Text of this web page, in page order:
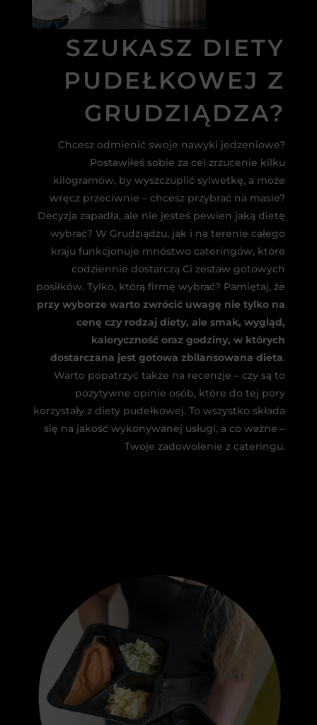
SZUKASZ DIETY
PUDEŁKOWEJ Z
GRUDZIĄDZA?
Chcesz odmienić swoje nawyki jedzeniowe?
Postawiłeś sobie za cel zrzucenie kilku
kilogramów, by wyszczuplić sylwetkę, a może
wręcz przeciwnie – chcesz przybrać na masie?
Decyzja zapadła, ale nie jesteś pewien jaką dietę
wybrać? W Grudziądzu, jak i na terenie całego
kraju funkcjonuje mnóstwo cateringów, które
codziennie dostarczą Ci zestaw gotowych
posiłków. Tylko, którą firmę wybrać? Pamiętaj, że
przy wyborze warto zwrócić uwagę nie tylko na
cenę czy rodzaj diety, ale smak, wygląd,
kaloryczność oraz godziny, w których
dostarczana jest gotowa zbilansowana dieta.
Warto popatrzyć także na recenzje – czy są to
pozytywne opinie osób, które do tej pory
korzystały z diety pudełkowej. To wszystko składa
się na jakość wykonywanej usługi, a co ważne –
Twoje zadowolenie z cateringu.